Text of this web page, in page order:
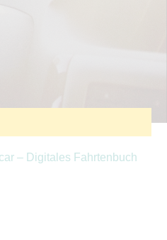
– Digitales Fahrtenbuch